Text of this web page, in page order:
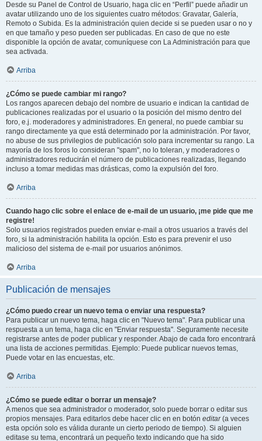
Desde su Panel de Control de Usuario, haga clic en “Perfil” puede añadir un
avatar utilizando uno de los siguientes cuatro métodos: Gravatar, Galería,
Remoto o Subida. Es la administración quien decide si se pueden usar o no y
en que tamaño y peso pueden ser publicadas. En caso de que no este
disponible la opción de avatar, comuníquese con La Administración para que
sea activada.
Arriba
¿Cómo se puede cambiar mi rango?
Los rangos aparecen debajo del nombre de usuario e indican la cantidad de
publicaciones realizadas por el usuario o la posición del mismo dentro del
foro, e.j. moderadores y administradores. En general, no puede cambiar su
rango directamente ya que está determinado por la administración. Por favor,
no abuse de sus privilegios de publicación solo para incrementar su rango. La
mayoría de los foros lo consideran "spam", no lo toleran, y moderadores o
administradores reducirán el número de publicaciones realizadas, llegando
incluso a tomar medidas mas drásticas, como la expulsión del foro.
Arriba
Cuando hago clic sobre el enlace de e-mail de un usuario, ¡me pide que me
registre!
Solo usuarios registrados pueden enviar e-mail a otros usuarios a través del
foro, si la administración habilita la opción. Esto es para prevenir el uso
malicioso del sistema de e-mail por usuarios anónimos.
Arriba
Publicación de mensajes
¿Cómo puedo crear un nuevo tema o enviar una respuesta?
Para publicar un nuevo tema, haga clic en "Nuevo tema". Para publicar una
respuesta a un tema, haga clic en "Enviar respuesta". Seguramente necesite
registrarse antes de poder publicar y responder. Abajo de cada foro encontrará
una lista de acciones permitidas. Ejemplo: Puede publicar nuevos temas,
Puede votar en las encuestas, etc.
Arriba
¿Cómo se puede editar o borrar un mensaje?
A menos que sea administrador o moderador, solo puede borrar o editar sus
propios mensajes. Para editarlos debe hacer clic en en botón editar(a veces
esta opción solo es válida durante un cierto periodo de tiempo). Si alguien
editase su tema, encontrará un pequeño texto indicando que ha sido